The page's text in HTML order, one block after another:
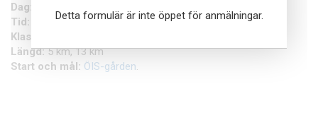
Detta formulär är inte öppet för anmälningar.
Dag:
Tid: 11.00
Klasser:
Längd:5 km, 13 km
Start och mål: ÖIS-gården.